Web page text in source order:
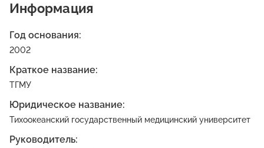
Информация
Год основания:
2002
Краткое название:
ТГМУ
Юридическое название:
Тихоокеанский государственный медицинский университет
Руководитель: